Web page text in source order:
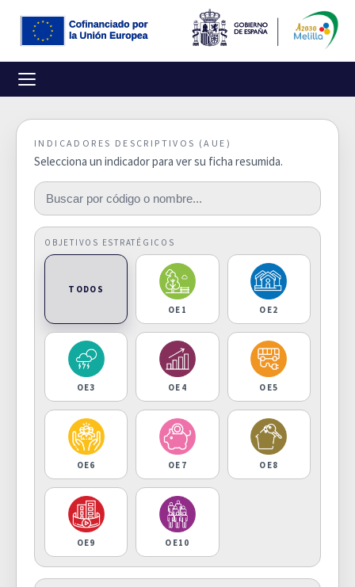
INDICADORES DESCRIPTIVOS (AUE)
Selecciona un indicador para ver su ficha resumida.
OBJETIVOS ESTRATÉGICOS
TODOS
OE1
OE2
OE3 OE4 OE5
OE6 OE7 OE8
OE9 OE10